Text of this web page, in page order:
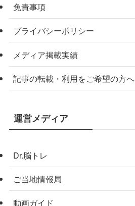
免責事項
プライバシーポリシー
メディア掲載実績
記事の転載・利用をご希望の方へ
運営メディア
Dr.脳トレ
ご当地情報局
動画ガイド